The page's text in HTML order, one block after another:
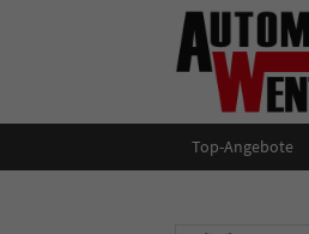
Top-Angebote